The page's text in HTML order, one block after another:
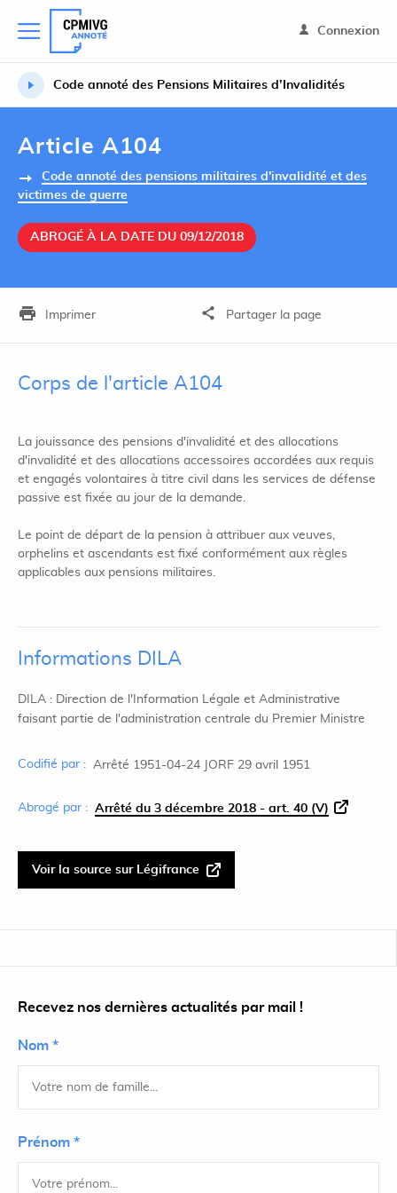
Connexion
Code annoté des Pensions Militaires d’Invalidités
Article A104
Code annoté des pensions militaires d'invalidité et des
victimes de guerre
ABROGÉ À LA DATE DU 09/12/2018
Imprimer Partager la page
Corps de l'article A104
La jouissance des pensions d'invalidité et des allocations
d'invalidité et des allocations accessoires accordées aux requis
et engagés volontaires à titre civil dans les services de défense
passive est fixée au jour de la demande.
Le point de départ de la pension à attribuer aux veuves,
orphelins et ascendants est fixé conformément aux règles
applicables aux pensions militaires.
Informations DILA
DILA : Direction de l'Information Légale et Administrative
faisant partie de l'administration centrale du Premier Ministre
Codifié par : Arrêté 1951-04-24 JORF 29 avril 1951
Abrogé par : Arrêté du 3 décembre 2018 - art. 40 (V)
Voir la source sur Légifrance
Recevez nos dernières actualités par mail !
Nom *
Prénom *